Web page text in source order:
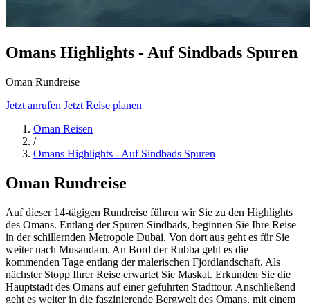
Omans Highlights - Auf Sindbads Spuren
Oman Rundreise
Jetzt anrufen Jetzt Reise planen
Oman Reisen
/
Omans Highlights - Auf Sindbads Spuren
Oman Rundreise
Auf dieser 14-tägigen Rundreise führen wir Sie zu den Highlights
des Omans. Entlang der Spuren Sindbads, beginnen Sie Ihre Reise
in der schillernden Metropole Dubai. Von dort aus geht es für Sie
weiter nach Musandam. An Bord der Rubba geht es die
kommenden Tage entlang der malerischen Fjordlandschaft. Als
nächster Stopp Ihrer Reise erwartet Sie Maskat. Erkunden Sie die
Hauptstadt des Omans auf einer geführten Stadttour. Anschließend
geht es weiter in die faszinierende Bergwelt des Omans, mit einem